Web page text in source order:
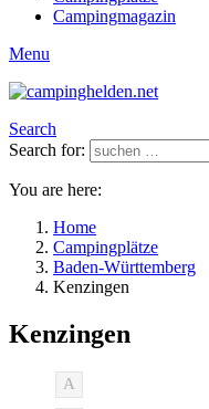
Campingmagazin
Menu
Search
Search for:
You are here:
Home
Campingplätze
Baden-Württemberg
Kenzingen
Kenzingen
A